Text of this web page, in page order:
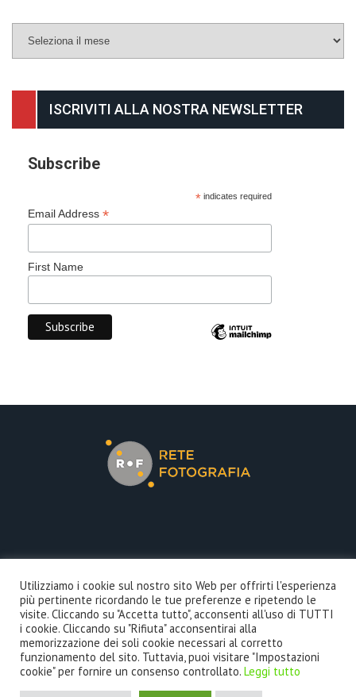
ISCRIVITI ALLA NOSTRA NEWSLETTER
Subscribe
* indicates required
Email Address *
First Name
PRIVACY POLICY
Utilizziamo i cookie sul nostro sito Web per offrirti l'esperienza
più pertinente ricordando le tue preferenze e ripetendo le
visite. Cliccando su "Accetta tutto", acconsenti all'uso di TUTTI
i cookie. Cliccando su "Rifiuta" acconsentirai alla
memorizzazione dei soli cookie necessari al corretto
funzionamento del sito. Tuttavia, puoi visitare "Impostazioni
cookie" per fornire un consenso controllato. Leggi tutto